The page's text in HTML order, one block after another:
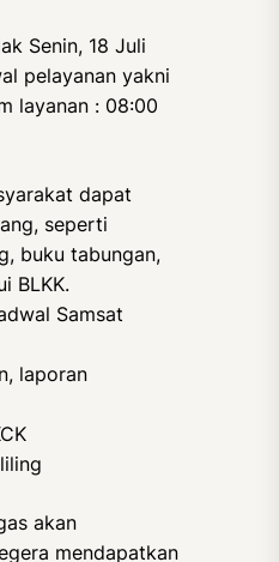
Senin, 18 Juli
pelayanan yakni
layanan : 08:00
dapat
seperti
buku tabungan,
BLKK.
Samsat
laporan
akan
mendapatkan